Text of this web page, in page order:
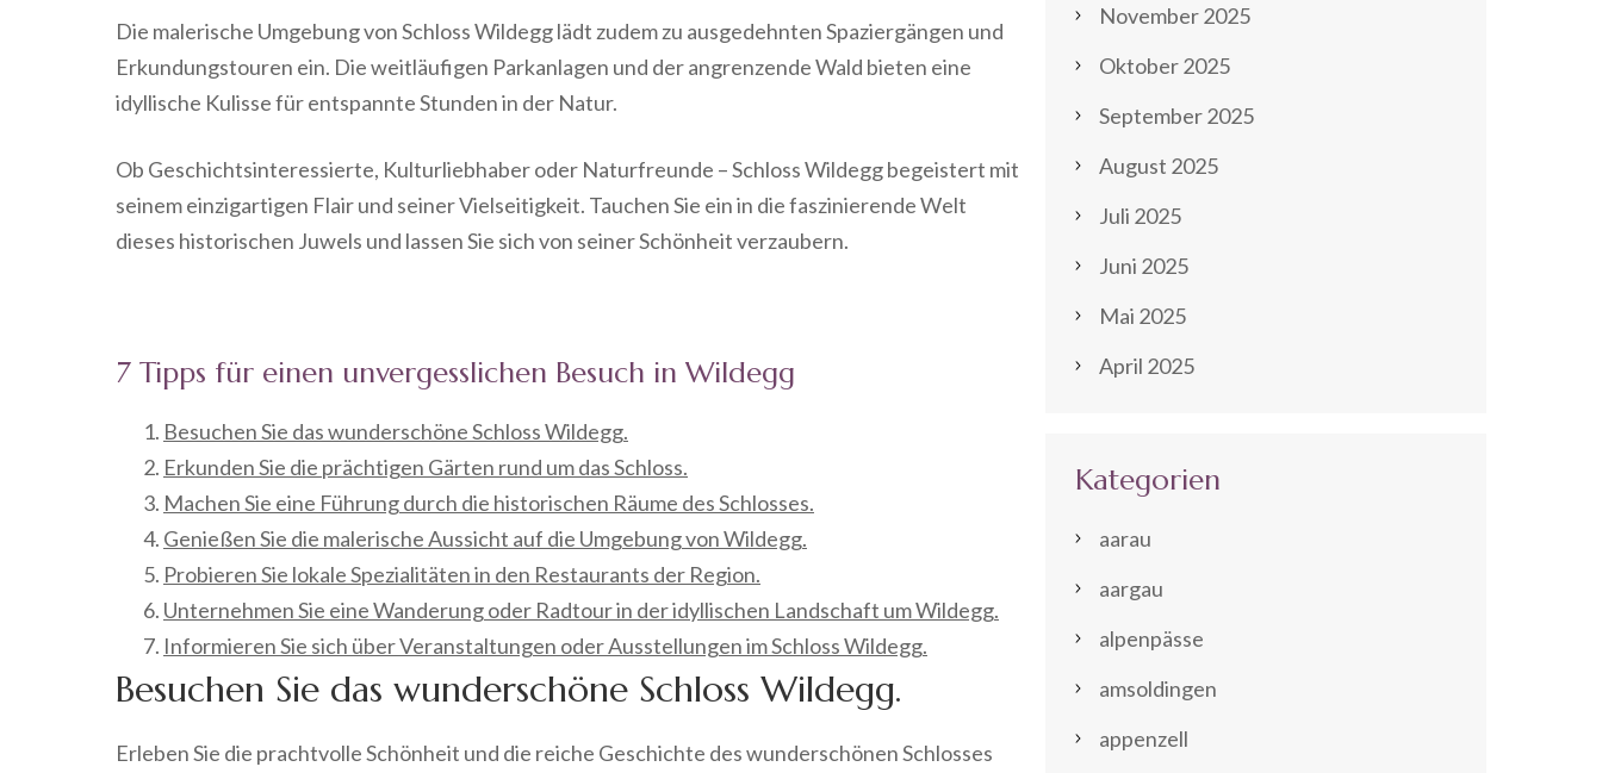
Die malerische Umgebung von Schloss Wildegg lädt zudem zu ausgedehnten Spaziergängen und
Erkundungstouren ein. Die weitläufigen Parkanlagen und der angrenzende Wald bieten eine
idyllische Kulisse für entspannte Stunden in der Natur.
Ob Geschichtsinteressierte, Kulturliebhaber oder Naturfreunde – Schloss Wildegg begeistert mit
seinem einzigartigen Flair und seiner Vielseitigkeit. Tauchen Sie ein in die faszinierende Welt
dieses historischen Juwels und lassen Sie sich von seiner Schönheit verzaubern.
7 Tipps für einen unvergesslichen Besuch in Wildegg
Besuchen Sie das wunderschöne Schloss Wildegg.
Erkunden Sie die prächtigen Gärten rund um das Schloss.
Machen Sie eine Führung durch die historischen Räume des Schlosses.
Genießen Sie die malerische Aussicht auf die Umgebung von Wildegg.
Probieren Sie lokale Spezialitäten in den Restaurants der Region.
Unternehmen Sie eine Wanderung oder Radtour in der idyllischen Landschaft um Wildegg.
Informieren Sie sich über Veranstaltungen oder Ausstellungen im Schloss Wildegg.
Besuchen Sie das wunderschöne Schloss Wildegg.
Erleben Sie die prachtvolle Schönheit und die reiche Geschichte des wunderschönen Schlosses
November 2025
Oktober 2025
September 2025
August 2025
Juli 2025
Juni 2025
Mai 2025
April 2025
Kategorien
aarau
aargau
alpenpässe
amsoldingen
appenzell